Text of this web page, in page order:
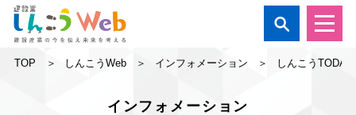

TOP しんこうWeb インフォメーション しんこう
インフォメーション